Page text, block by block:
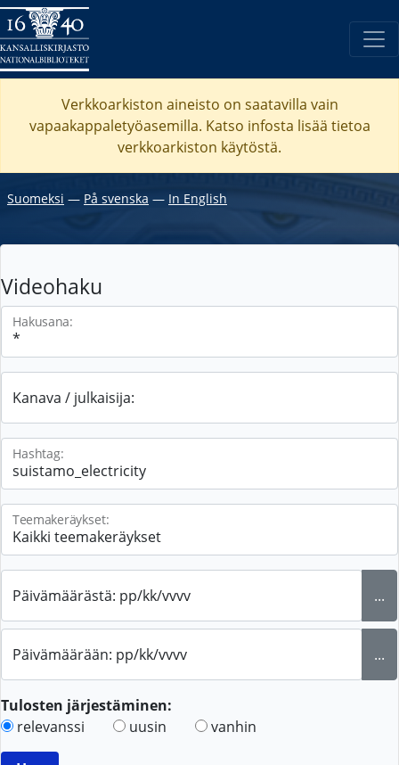
Verkkoarkiston aineisto on saatavilla vain
vapaakappaletyöasemilla. Katso infosta lisää tietoa
verkkoarkiston käytöstä.
Suomeksi ― På svenska ― In English
Videohaku
Hakusana:
Kanava / julkaisija:
Hashtag:
Teemakeräykset:
Päivämäärästä: pp/kk/vvvv ...
Päivämäärään: pp/kk/vvvv ...
Tulosten järjestäminen:
relevanssi
uusin vanhin